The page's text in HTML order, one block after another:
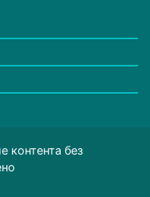
контента без